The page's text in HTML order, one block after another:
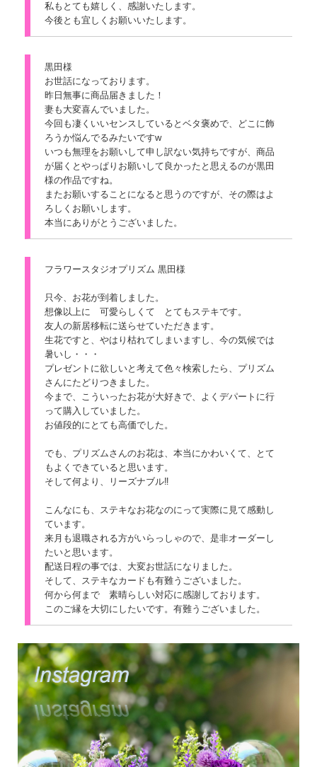
私もとても嬉しく、感謝いたします。
今後とも宜しくお願いいたします。
黒田様
お世話になっております。
昨日無事に商品届きました！
妻も大変喜んでいました。
今回も凄くいいセンスしているとベタ褒めで、どこに飾
ろうか悩んでるみたいですw
いつも無理をお願いして申し訳ない気持ちですが、商品
が届くとやっぱりお願いして良かったと思えるのが黒田
様の作品ですね。
またお願いすることになると思うのですが、その際はよ
ろしくお願いします。
本当にありがとうございました。
フラワースタジオプリズム 黒田様
只今、お花が到着しました。
想像以上に 可愛らしくて とてもステキです。
友人の新居移転に送らせていただきます。
生花ですと、やはり枯れてしまいますし、今の気候では
暑いし・・・
プレゼントに欲しいと考えて色々検索したら、プリズム
さんにたどりつきました。
今まで、こういったお花が大好きで、よくデパートに行
って購入していました。
お値段的にとても高価でした。
でも、プリズムさんのお花は、本当にかわいくて、とて
もよくできていると思います。
そして何より、リーズナブル‼
こんなにも、ステキなお花なのにって実際に見て感動し
ています。
来月も退職される方がいらっしゃので、是非オーダーし
たいと思います。
配送日程の事では、大変お世話になりました。
そして、ステキなカードも有難うございました。
何から何まで 素晴らしい対応に感謝しております。
このご縁を大切にしたいです。有難うございました。